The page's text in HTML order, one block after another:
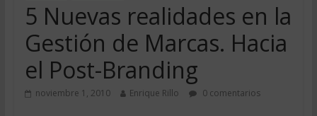
5 Nuevas realidades en la
Gestión de Marcas. Hacia
el Post-Branding
noviembre 1, 2010 Enrique Rillo 0 comentarios